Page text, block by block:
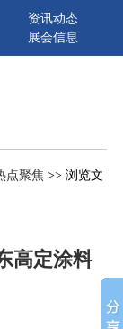
资讯动态
展会信息
点聚焦 >> 浏览文
高定涂料